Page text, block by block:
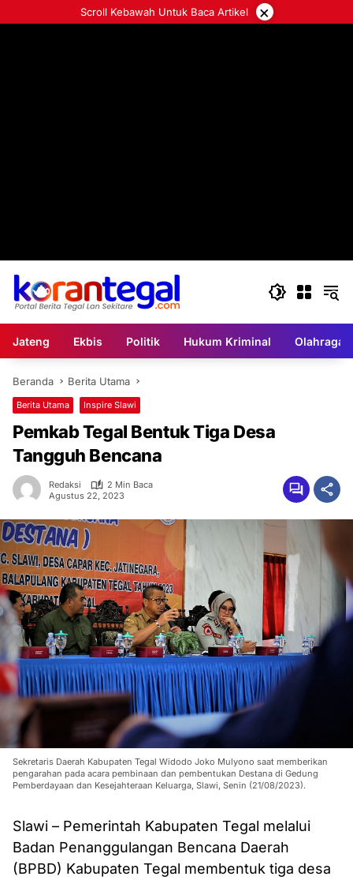
ke
Scroll Kebawah Untuk Baca Artikel ×
Jateng Ekbis Politik Hukum Kriminal Olahraga
Beranda Berita Utama
Berita Utama Inspire Slawi
Pemkab Tegal Bentuk Tiga Desa
Tangguh Bencana
Redaksi
2 Min Baca
Agustus 22, 2023
Sekretaris Daerah Kabupaten Tegal Widodo Joko Mulyono saat memberikan
pengarahan pada acara pembinaan dan pembentukan Destana di Gedung
Pemberdayaan dan Kesejahteraan Keluarga, Slawi, Senin (21/08/2023).
Slawi – Pemerintah Kabupaten Tegal melalui
Badan Penanggulangan Bencana Daerah
(BPBD) Kabupaten Tegal membentuk tiga desa